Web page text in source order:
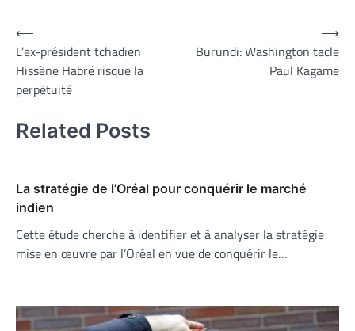
Navigation
de
l’article
⟵
L’ex-président tchadien
Hissène Habré risque la
perpétuité
Burundi: Washington tacle
Paul Kagame
⟶
Related Posts
La stratégie de l’Oréal pour conquérir le marché
indien
​Cette étude cherche à identifier et à analyser la stratégie
mise en œuvre par l’Oréal en vue de conquérir le…